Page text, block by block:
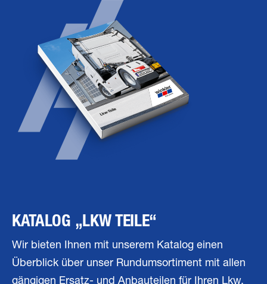
KATALOG „LKW TEILE“
Wir bieten Ihnen mit unserem Katalog einen
Überblick über unser Rundumsortiment mit allen
gängigen Ersatz- und Anbauteilen für Ihren Lkw.